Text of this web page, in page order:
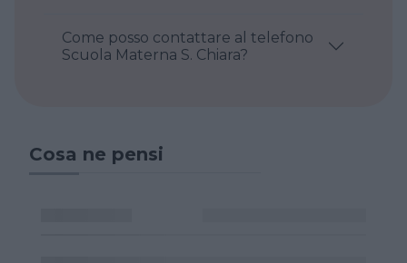
Come posso contattare al telefono
Scuola Materna S. Chiara?
Cosa ne pensi